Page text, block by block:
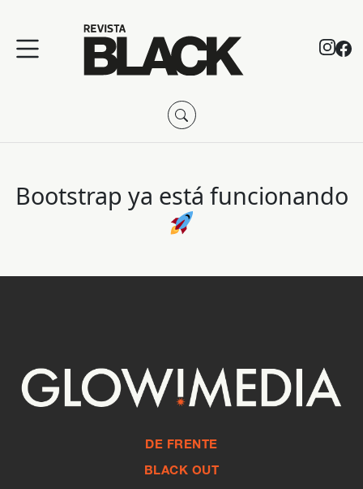
Bootstrap ya está funcionando
DE FRENTE
BLACK OUT